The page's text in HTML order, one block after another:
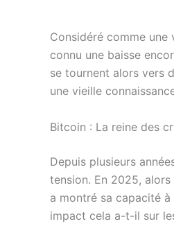
Considéré comme une
connu une baisse
se tournent alors vers
une vieille
Bitcoin : La reine des
Depuis plusieurs
tension. En 2025,
a montré sa capacité
impact cela a-t-il sur